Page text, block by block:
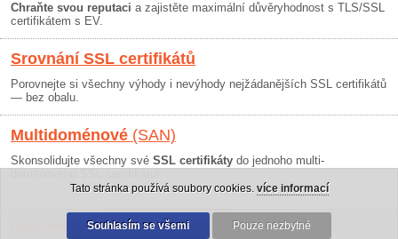
Chraňte svou reputaci a zajistěte maximální důvěryhodnost s TLS/SSL
certifikátem s EV.
Srovnání SSL certifikátů
Porovnejte si všechny výhody i nevýhody nejžádanějších SSL certifikátů
— bez obalu.
Multidoménové (SAN)
Skonsolidujte všechny své SSL certifikáty do jednoho multi-
Obchodní podmínky|30 dní záruka
Tato stránka používá soubory cookies. více informací
Souhlasím se všemi Pouze nezbytné